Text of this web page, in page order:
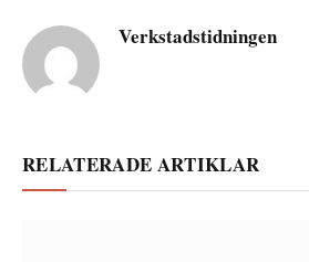
Verkstadstidningen
RELATERADE ARTIKLAR